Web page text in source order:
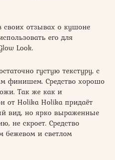
своих отзывах о кушоне
его для
Look.
густую текстуру, с
финишем. Средство хорошо
Так же как и
от Holika Holika придаёт
вид, но ярко выраженные
не скроет. Средство
бежевом и светлом